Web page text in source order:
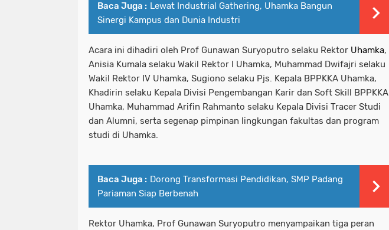
Baca Juga : Lewat Industrial Gathering, Uhamka Bangun
Sinergi Kampus dan Dunia Industri
Acara ini dihadiri oleh Prof Gunawan Suryoputro selaku Rektor Uhamka,
Anisia Kumala selaku Wakil Rektor I Uhamka, Muhammad Dwifajri selaku
Wakil Rektor IV Uhamka, Sugiono selaku Pjs. Kepala BPPKKA Uhamka,
Khadirin selaku Kepala Divisi Pengembangan Karir dan Soft Skill BPPKKA
Uhamka, Muhammad Arifin Rahmanto selaku Kepala Divisi Tracer Studi
dan Alumni, serta segenap pimpinan lingkungan fakultas dan program
studi di Uhamka.
Baca Juga : Dorong Transformasi Pendidikan, SMP Padang
Pariaman Siap Berbenah
Rektor Uhamka, Prof Gunawan Suryoputro menyampaikan tiga peran